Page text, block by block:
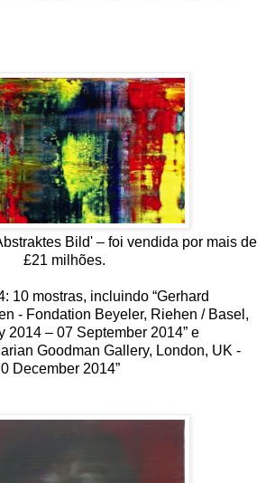
Bild' – foi vendida por mais de
£21 milhões.
10 mostras, incluindo “Gerhard
- Fondation Beyeler, Riehen / Basel,
2014 – 07 September 2014” e
Goodman Gallery, London, UK -
December 2014”